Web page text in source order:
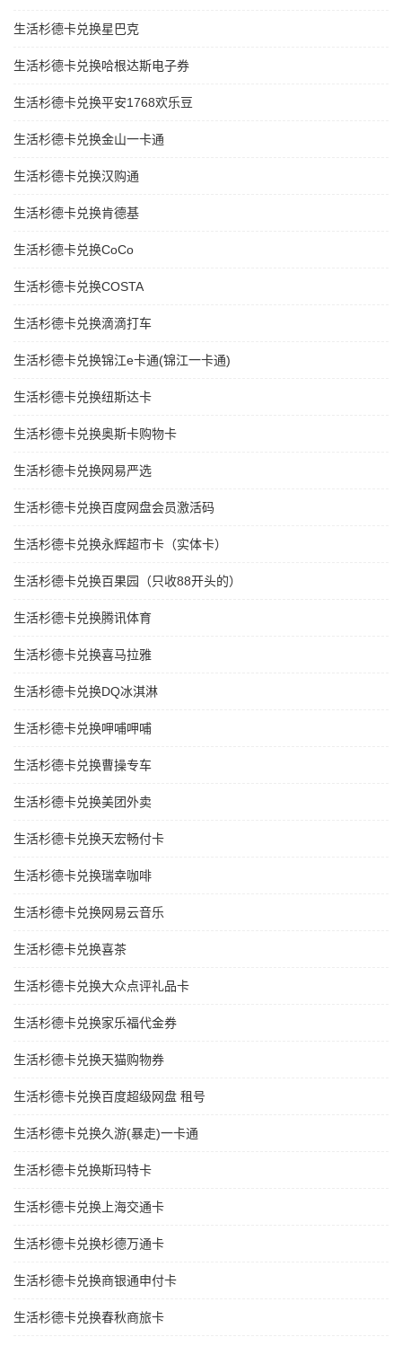
生活杉德卡兑换星巴克
生活杉德卡兑换哈根达斯电子券
生活杉德卡兑换平安1768欢乐豆
生活杉德卡兑换金山一卡通
生活杉德卡兑换汉购通
生活杉德卡兑换肯德基
生活杉德卡兑换CoCo
生活杉德卡兑换COSTA
生活杉德卡兑换滴滴打车
生活杉德卡兑换锦江e卡通(锦江一卡通)
生活杉德卡兑换纽斯达卡
生活杉德卡兑换奥斯卡购物卡
生活杉德卡兑换网易严选
生活杉德卡兑换百度网盘会员激活码
生活杉德卡兑换永辉超市卡（实体卡）
生活杉德卡兑换百果园（只收88开头的）
生活杉德卡兑换腾讯体育
生活杉德卡兑换喜马拉雅
生活杉德卡兑换DQ冰淇淋
生活杉德卡兑换呷哺呷哺
生活杉德卡兑换曹操专车
生活杉德卡兑换美团外卖
生活杉德卡兑换天宏畅付卡
生活杉德卡兑换瑞幸咖啡
生活杉德卡兑换网易云音乐
生活杉德卡兑换喜茶
生活杉德卡兑换大众点评礼品卡
生活杉德卡兑换家乐福代金券
生活杉德卡兑换天猫购物券
生活杉德卡兑换百度超级网盘 租号
生活杉德卡兑换久游(暴走)一卡通
生活杉德卡兑换斯玛特卡
生活杉德卡兑换上海交通卡
生活杉德卡兑换杉德万通卡
生活杉德卡兑换商银通申付卡
生活杉德卡兑换春秋商旅卡